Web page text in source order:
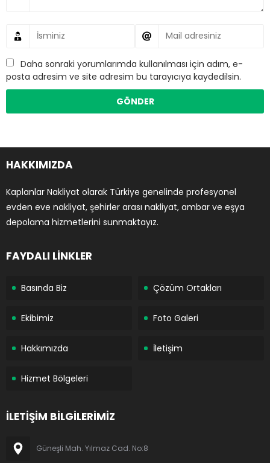
Daha sonraki yorumlarımda kullanılması için adım, e-
posta adresim ve site adresim bu tarayıcıya kaydedilsin.
HAKKIMIZDA
Kaplanlar Nakliyat olarak Türkiye genelinde profesyonel
evden eve nakliyat, şehirler arası nakliyat, ambar ve eşya
depolama hizmetlerini sunmaktayız.
FAYDALI LİNKLER
Basında Biz Çözüm Ortakları
Ekibimiz Foto Galeri
Hakkımızda İletişim
Hizmet Bölgeleri
İLETİŞİM BİLGİLERİMİZ
Güneşli Mah. Yılmaz Cad. No:8